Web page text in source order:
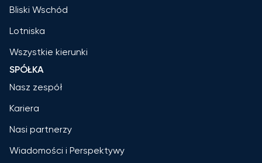
Bliski Wschód
Lotniska
Wszystkie kierunki
SPÓŁKA
Nasz zespół
Kariera
Nasi partnerzy
Wiadomości i Perspektywy